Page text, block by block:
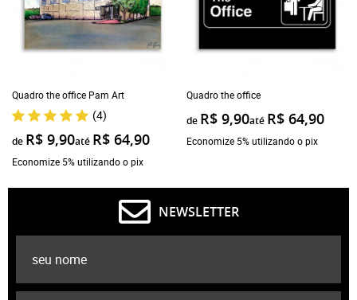
Quadro the office Pam Art
(4)
de R$ 9,90até R$ 64,90
Economize 5% utilizando o pix
Quadro the office
de R$ 9,90até R$ 64,90
Economize 5% utilizando o pix
NEWSLETTER